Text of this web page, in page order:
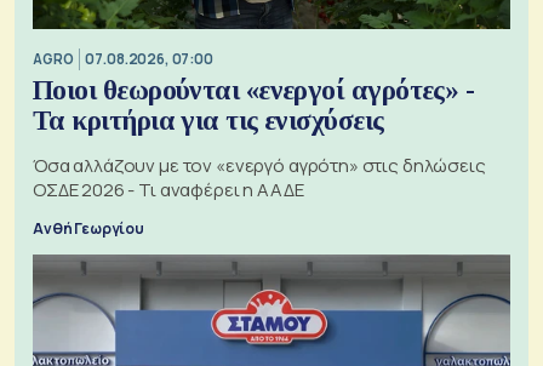
AGRO 07.08.2026, 07:00
Ποιοι θεωρούνται «ενεργοί αγρότες» -
Τα κριτήρια για τις ενισχύσεις
Όσα αλλάζουν με τον «ενεργό αγρότη» στις δηλώσεις
ΟΣΔΕ 2026 - Τι αναφέρει η ΑΑΔΕ
Ανθή Γεωργίου